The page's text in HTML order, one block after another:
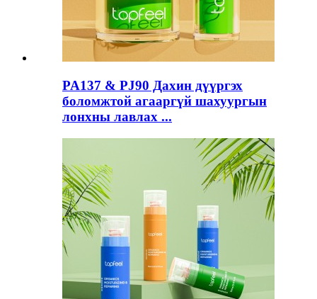
PA137 & PJ90 Дахин дүүргэх
боломжтой агааргүй шахуургын
лонхны лавлах ...